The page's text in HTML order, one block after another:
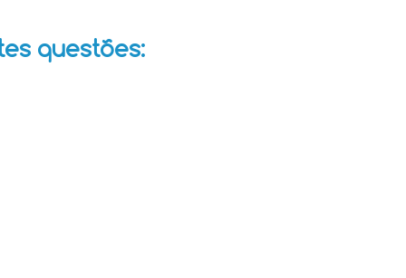
questões: